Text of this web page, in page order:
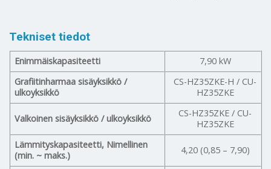
Tekniset tiedot
Enimmäiskapasiteetti
7,90 kW
Grafiitinharmaa sisäyksikkö /
ulkoyksikkö
CS-HZ35ZKE-H / CU-
HZ35ZKE
Valkoinen sisäyksikkö / ulkoyksikkö
CS-HZ35ZKE / CU-
HZ35ZKE
Lämmityskapasiteetti, Nimellinen
(min. ~ maks.)
4,20 (0,85 – 7,90)